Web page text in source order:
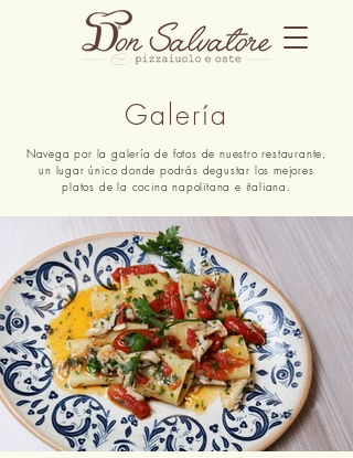
Galería
Navega por la galería de fotos de nuestro restaurante,
un lugar único donde podrás degustar los mejores
platos de la cocina napolitana e italiana.